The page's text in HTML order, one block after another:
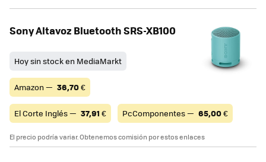
Sony Altavoz Bluetooth SRS-XB100
Hoy sin stock en MediaMarkt
Amazon — 36,70€
El Corte Inglés — 37,91 € PcComponentes — 65,00€
El precio podría variar. Obtenemos comisión por estos enlaces